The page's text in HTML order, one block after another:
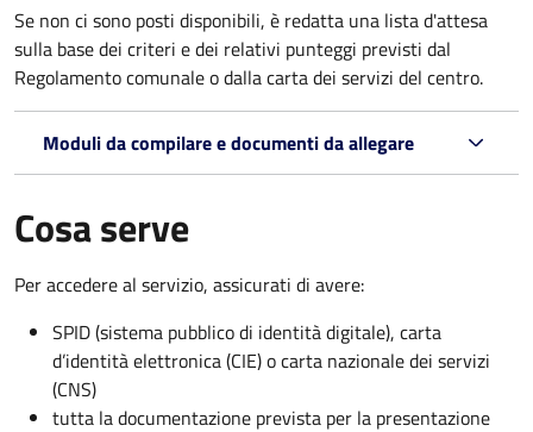
Se non ci sono posti disponibili, è redatta una lista d'attesa
sulla base dei criteri e dei relativi punteggi previsti dal
Regolamento comunale o dalla carta dei servizi del centro.
Moduli da compilare e documenti da allegare
Cosa serve
Per accedere al servizio, assicurati di avere:
SPID (sistema pubblico di identità digitale), carta
d’identità elettronica (CIE) o carta nazionale dei servizi
(CNS)
tutta la documentazione prevista per la presentazione